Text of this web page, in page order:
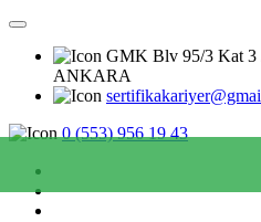
GMK Blv 95/3 Kat 3
ANKARA
0 (553) 956 19 43